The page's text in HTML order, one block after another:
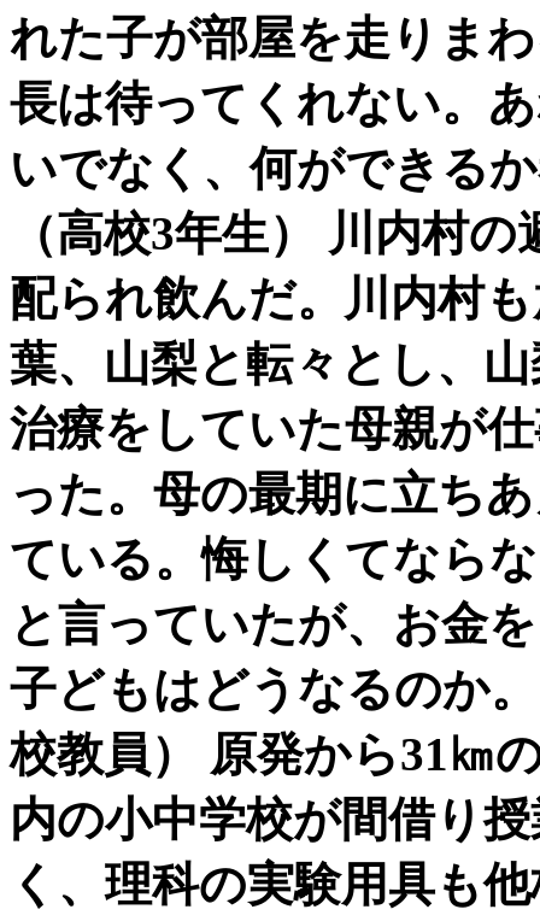
れた子が部屋を走りま
長は待ってくれない。
いでなく、何ができる
（高校3年生） 川内村
配られ飲んだ。川内村
葉、山梨と転々とし、
治療をしていた母親が
った。母の最期に立ち
ている。悔しくてなら
と言っていたが、お金
子どもはどうなるのか
校教員） 原発から31㎞
内の小中学校が間借り
く、理科の実験用具も